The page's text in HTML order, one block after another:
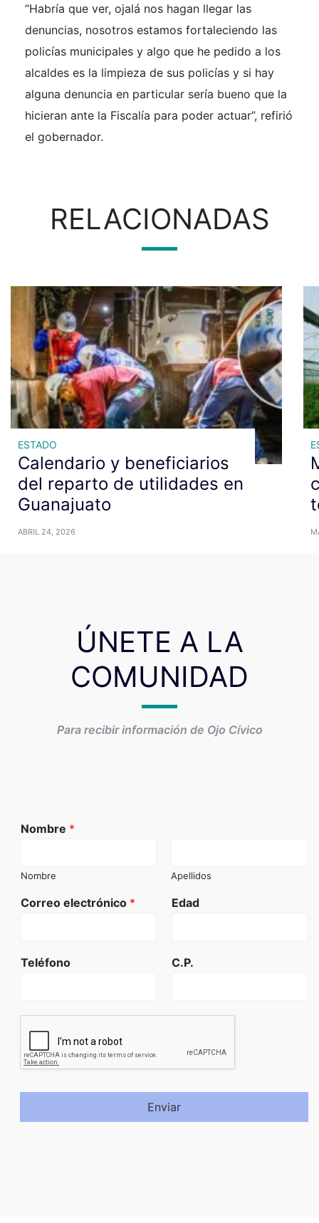
“Habría que ver, ojalá nos hagan llegar las
denuncias, nosotros estamos fortaleciendo las
policías municipales y algo que he pedido a los
alcaldes es la limpieza de sus policías y si hay
alguna denuncia en particular sería bueno que la
hicieran ante la Fiscalía para poder actuar”, refirió
el gobernador.
RELACIONADAS
ESTADO
Calendario y beneficiarios
del reparto de utilidades en
Guanajuato
ABRIL 24, 2026
ÚNETE A LA
COMUNIDAD
Para recibir información de Ojo Cívico
Nombre *
Nombre Apellidos
Correo electrónico * Edad
Teléfono C.P.
Enviar